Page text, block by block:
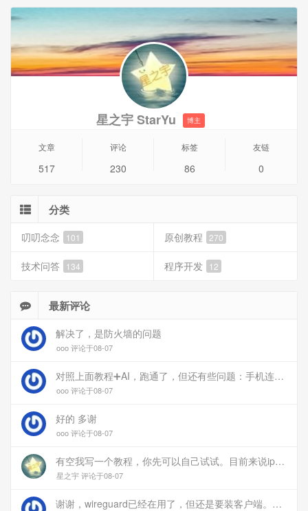
星之宇 StarYu 博主
文章
517
评论
230
标签
86
友链
0
分类
叨叨念念 101 原创教程 270
技术问答 134 程序开发 12
最新评论
解决了，是防火墙的问题
ooo 评论于08-07
对照上面教程➕AI，跑通了，但还有些问题：手机连上vpn后，部分家里内网的服务能访问（内网的Debian服务器可以），部分不能(routeros网页），不知道问题出在哪
ooo 评论于08-07
好的 多谢
ooo 评论于08-07
有空我写一个教程，你先可以自己试试。目前来说ipv6应该没问题的。
星之宇 评论于08-07
谢谢，wireguard已经在用了，但还是要装客户端。您这个方案连客户端都免了